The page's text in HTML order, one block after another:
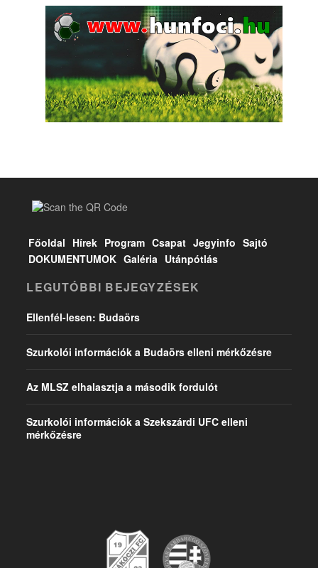
Főoldal Hírek Program Csapat Jegyinfo Sajtó
DOKUMENTUMOK Galéria Utánpótlás
LEGUTÓBBI BEJEGYZÉSEK
Ellenfél-lesen: Budaörs
Szurkolói információk a Budaörs elleni mérkőzésre
Az MLSZ elhalasztja a második fordulót
Szurkolói információk a Szekszárdi UFC elleni
mérkőzésre